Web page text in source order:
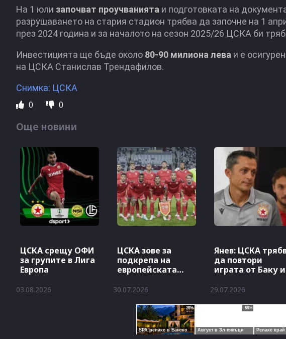
На 1 юли започват проучванията и подготовката на
разрушаването на стария стадион трябва да започне на 1
през 2024 година и за началото на сезон 2025/26 ЦСКА би
Инвестицията ще бъде около 80-90 милиона лева и е
на ЦСКА Станислав Трендафилов.
Снимка: ЦСКА
0 0
Още новини
ЦСКА срещу ОФИ
за групите в Лига
Европа
03.08.2026
ЦСКА зове за
подкрепа на
европейската
30.07.2026
Янев: ЦСКА
да повтори
играта от Баку и
29.07.2026